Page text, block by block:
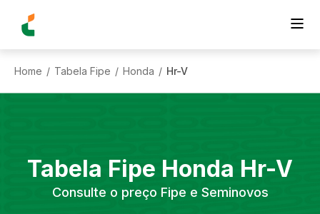
Home / Tabela Fipe / Honda / Hr-V
Tabela Fipe Honda Hr-V
Consulte o preço Fipe e Seminovos